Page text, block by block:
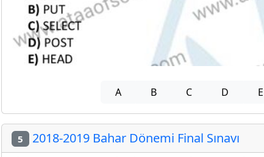
A B C D E
5 2018-2019 Bahar Dönemi Final Sınavı